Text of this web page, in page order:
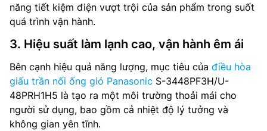
năng tiết kiệm điện vượt trội của sản phẩm trong suốt
quá trình vận hành.
3. Hiệu suất làm lạnh cao, vận hành êm ái
Bên cạnh hiệu quả năng lượng, mục tiêu của điều hòa
giấu trần nối ống gió Panasonic S-3448PF3H/U-
48PRH1H5 là tạo ra một môi trường thoải mái cho
người sử dụng, bao gồm cả nhiệt độ lý tưởng và
không gian yên tĩnh.